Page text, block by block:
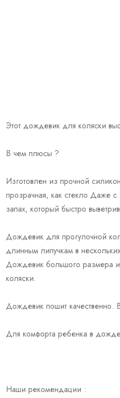
Этот дождевик для коляски
В чем плюсы ?
Изготовлен из прочной
прозрачная, как стекло Даже
запах, который быстро
Дождевик для прогулочной
длинным липучкам в
Дождевик большого размера и
коляски.
Дождевик пошит
Для комфорта ребенка в
Наши рекомендации :